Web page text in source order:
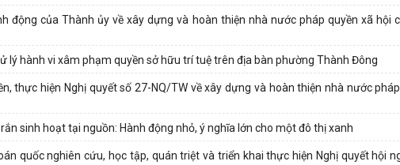
động của Thành ủy về xây dựng và hoàn thiện nhà nước pháp quyền xã hội
lý hành vi xâm phạm quyền sở hữu trí tuệ trên địa bàn phường Thành Đông
thực hiện Nghị quyết số 27-NQ/TW về xây dựng và hoàn thiện nhà nước
sinh hoạt tại nguồn: Hành động nhỏ, ý nghĩa lớn cho một đô thị xanh
quốc nghiên cứu, học tập, quán triệt và triển khai thực hiện Nghị quyết hội